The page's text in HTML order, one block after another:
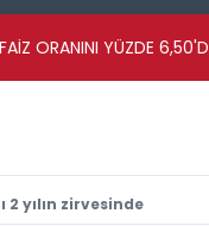
ORANINI YÜZDE
2 yılın zirvesinde